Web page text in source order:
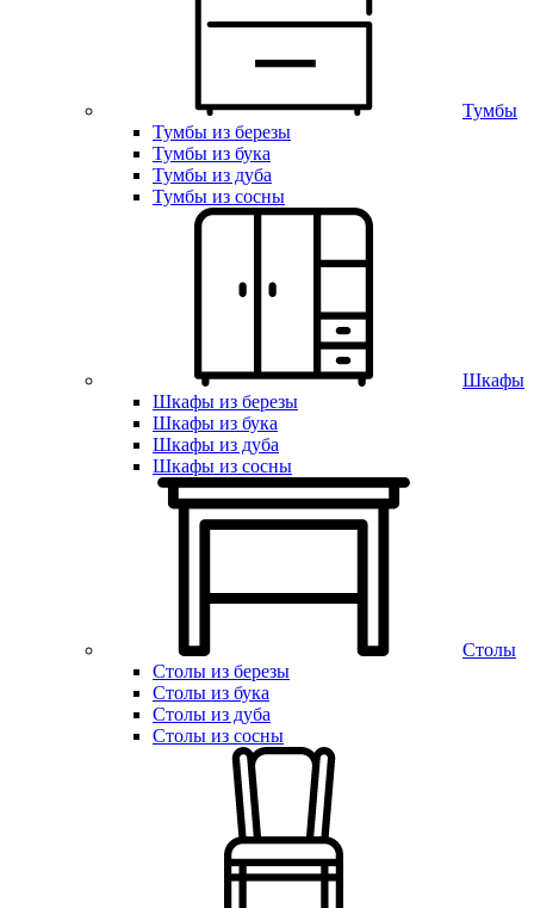
Тумбы
Тумбы из березы
Тумбы из бука
Тумбы из дуба
Тумбы из сосны
Шкафы
Шкафы из березы
Шкафы из бука
Шкафы из дуба
Шкафы из сосны
Столы
Столы из березы
Столы из бука
Столы из дуба
Столы из сосны